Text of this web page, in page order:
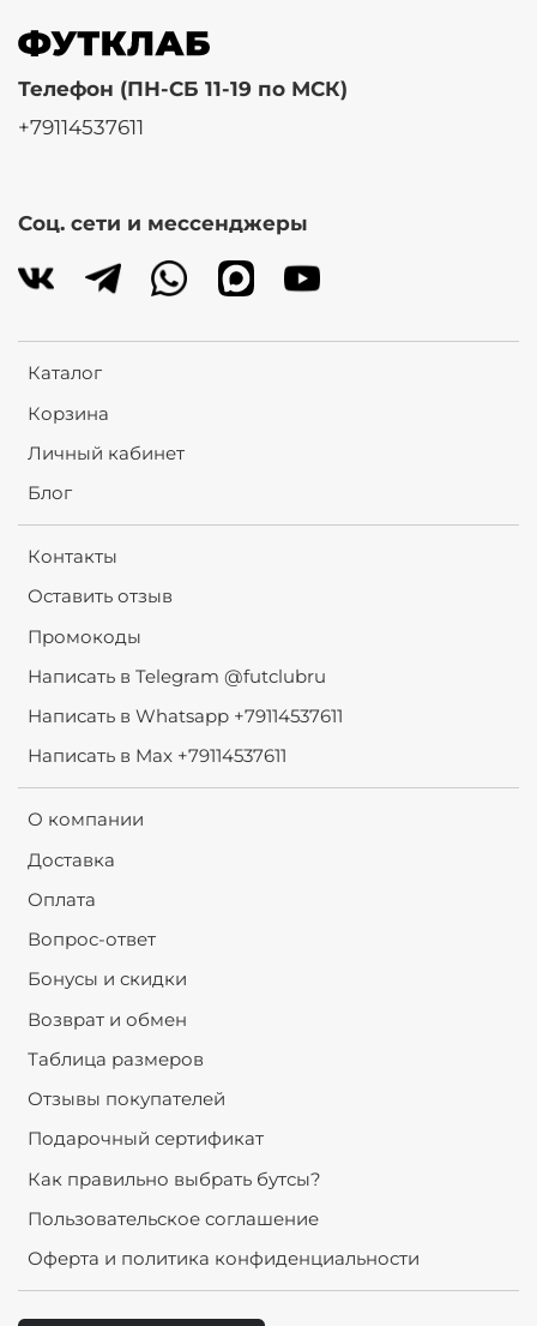
Каталог
Корзина
Личный кабинет
Блог
Контакты
Оставить отзыв
Промокоды
Написать в Telegram @futclubru
Написать в Whatsapp +79114537611
Написать в Max +79114537611
О компании
Доставка
Оплата
Вопрос-ответ
Бонусы и скидки
Возврат и обмен
Таблица размеров
Отзывы покупателей
Подарочный сертификат
Как правильно выбрать бутсы?
Пользовательское соглашение
Оферта и политика конфиденциальности
Телефон (ПН-СБ 11-19 по МСК)
+79114537611
Соц. сети и мессенджеры